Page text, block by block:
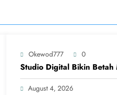
Okewod777 0
Studio Digital Bikin Betah
August 4, 2026